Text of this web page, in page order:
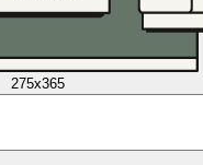
275x365